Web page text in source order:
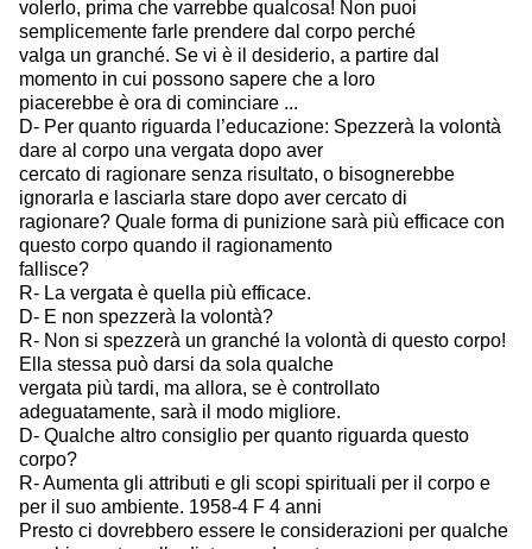
volerlo, prima che varrebbe qualcosa! Non puoi
semplicemente farle prendere dal corpo perché
valga un granché. Se vi è il desiderio, a partire dal
momento in cui possono sapere che a loro
piacerebbe è ora di cominciare ...
D- Per quanto riguarda l’educazione: Spezzerà la volontà
dare al corpo una vergata dopo aver
cercato di ragionare senza risultato, o bisognerebbe
ignorarla e lasciarla stare dopo aver cercato di
ragionare? Quale forma di punizione sarà più efficace con
questo corpo quando il ragionamento
fallisce?
R- La vergata è quella più efficace.
D- E non spezzerà la volontà?
R- Non si spezzerà un granché la volontà di questo corpo!
Ella stessa può darsi da sola qualche
vergata più tardi, ma allora, se è controllato
adeguatamente, sarà il modo migliore.
D- Qualche altro consiglio per quanto riguarda questo
corpo?
R- Aumenta gli attributi e gli scopi spirituali per il corpo e
per il suo ambiente. 1958-4 F 4 anni
Presto ci dovrebbero essere le considerazioni per qualche